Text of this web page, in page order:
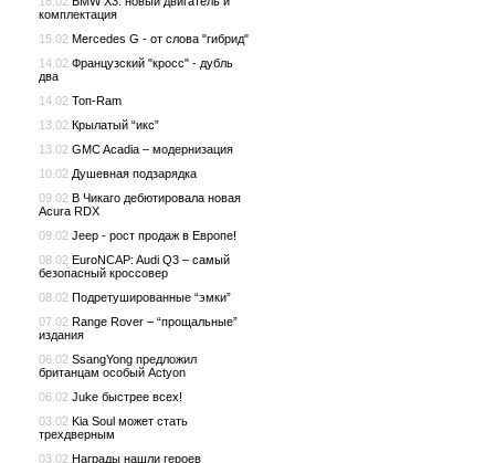
комплектация
15.02 Mercedes G - от слова "гибрид"
14.02 Французский "кросс" - дубль
два
14.02 Топ-Ram
13.02 Крылатый “икс”
13.02 GMC Acadia – модернизация
10.02 Душевная подзарядка
09.02 В Чикаго дебютировала новая
Acura RDX
09.02 Jeep - рост продаж в Европе!
08.02 EuroNCAP: Audi Q3 – самый
безопасный кроссовер
08.02 Подретушированные “эмки”
07.02 Range Rover – “прощальные”
издания
06.02 SsangYong предложил
британцам особый Actyon
06.02 Juke быстрее всех!
03.02 Kia Soul может стать
трехдверным
03.02 Награды нашли героев